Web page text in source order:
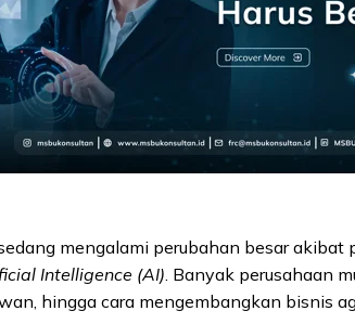
mengalami perubahan besar akibat
Intelligence (AI). Banyak perusahaan
hingga cara mengembangkan bisnis